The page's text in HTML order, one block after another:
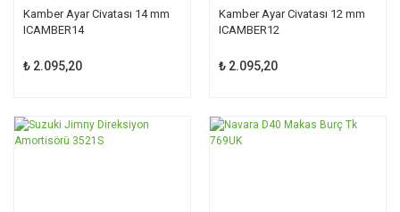
Kamber Ayar Civatası 14 mm
ICAMBER14
₺ 2.095,20
Kamber Ayar Civatası 12 mm
ICAMBER12
₺ 2.095,20